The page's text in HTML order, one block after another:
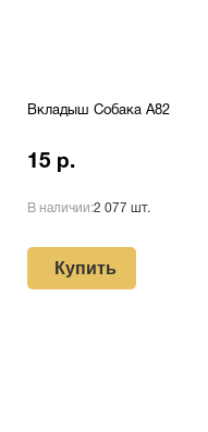
Вкладыш Собака A82
15 р.
В наличии:2 077 шт.
Купить